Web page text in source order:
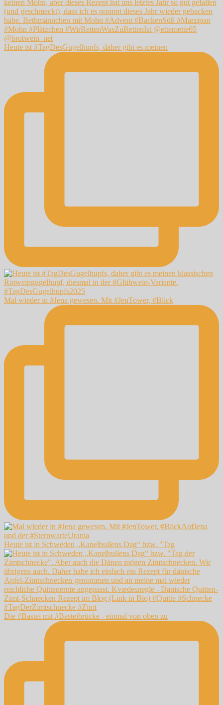
Heute ist #TagDesGugelhupfs, daher gibt es meinen
Mal wieder in #Jena gewesen. Mit #JenTower, #Blick
Heute ist in Schweden „Kanelbullens Dag“ bzw. "Tag
Die #Bastei mit #Basteibrücke - einmal von oben zu